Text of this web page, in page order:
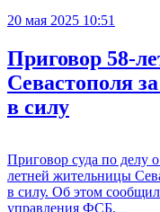
20 мая 2025 10:51
Приговор 58-
Севастополя
в силу
Приговор суда по делу
летней жительницы
в силу. Об этом
управления ФСБ.